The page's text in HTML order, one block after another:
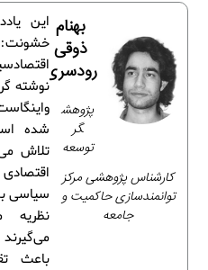
این
نوشته
شده
تلاش
سیاسی
نظریه
باعث
بهنام
ذوقی
رودسری
پژوهش
گر
توسعه
کارشناس پژوهشی مرکز
توانمندسازی حاکمیت و
جامعه